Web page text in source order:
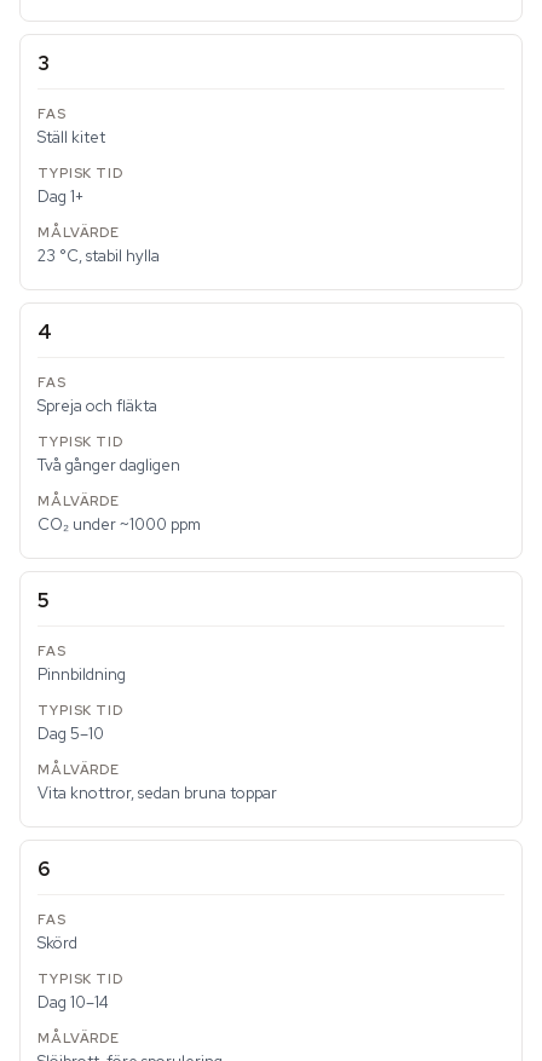
3
Ställ kitet
Dag 1+
23 °C, stabil hylla
4
Spreja och fläkta
Två gånger dagligen
CO₂ under ~1000 ppm
5
Pinnbildning
Dag 5–10
Vita knottror, sedan bruna toppar
6
Skörd
Dag 10–14